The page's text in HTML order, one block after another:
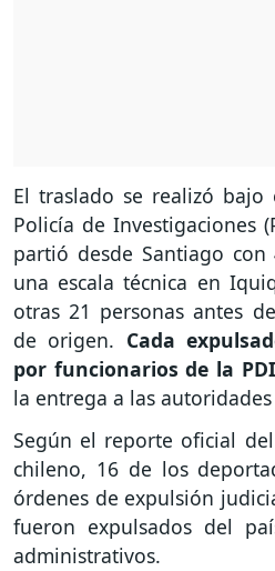
El traslado se realizó bajo
Policía de Investigaciones
partió desde Santiago
una escala técnica en
otras 21 personas antes
de origen. Cada
por funcionarios de la
la entrega a las
Según el reporte oficial
chileno, 16 de los
órdenes de expulsión
fueron expulsados del
administrativos.